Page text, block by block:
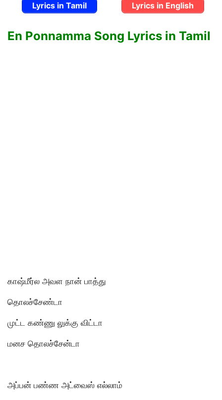
Lyrics in Tamil Lyrics in English
En Ponnamma Song Lyrics in Tamil
காஷ்மீர்ல அவள நான் பாத்து
தொலச்சேண்டா
முட்ட கண்ணு லுக்கு விட்டா
மனச தொலச்சேன்டா
அப்பன் பண்ண அட்வைஸ் எல்லாம்